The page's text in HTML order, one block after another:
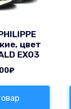
цвет
EX03
₽